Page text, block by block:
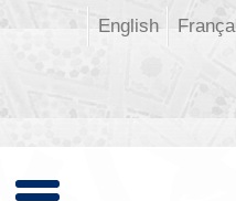
English